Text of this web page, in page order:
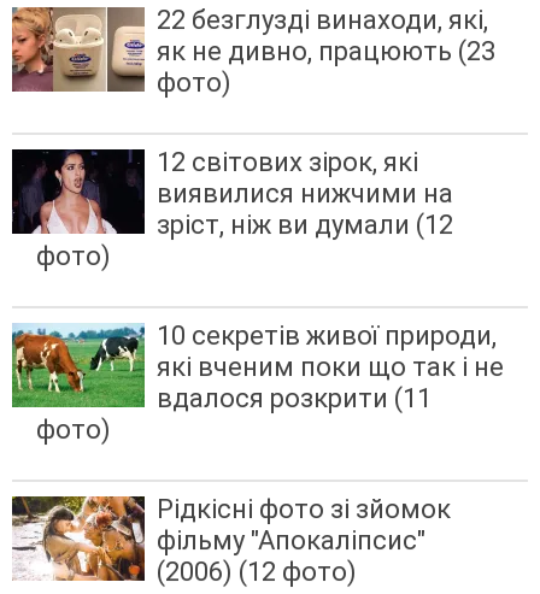
22 безглузді винаходи, які,
як не дивно, працюють (23
фото)
12 світових зірок, які
виявилися нижчими на
зріст, ніж ви думали (12
фото)
10 секретів живої природи,
які вченим поки що так і не
вдалося розкрити (11
фото)
Рідкісні фото зі зйомок
фільму "Апокаліпсис"
(2006) (12 фото)